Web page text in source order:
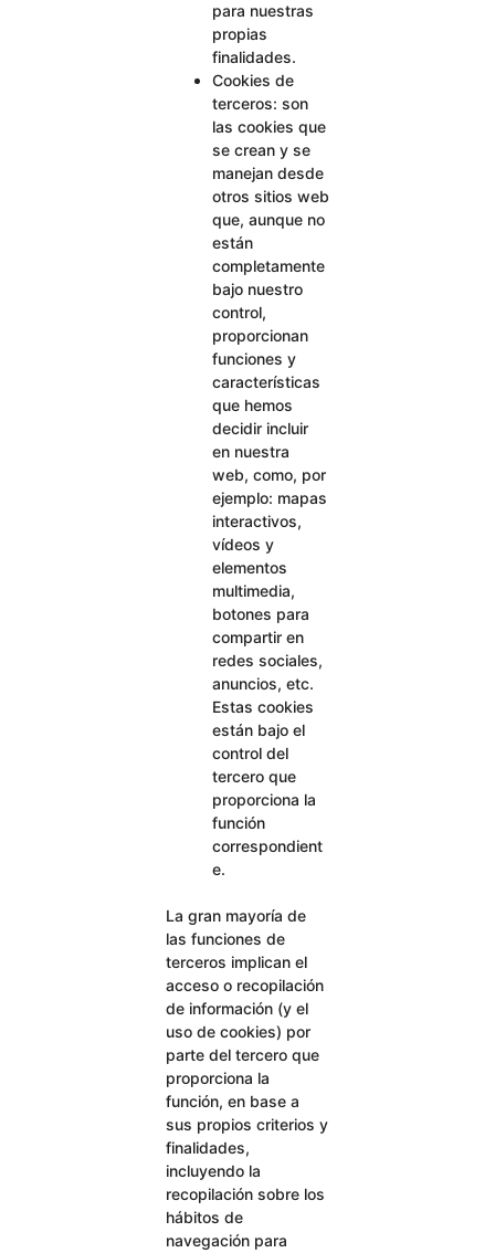
para nuestras
propias
finalidades.
Cookies de
terceros: son
las cookies que
se crean y se
manejan desde
otros sitios web
que, aunque no
están
completamente
bajo nuestro
control,
proporcionan
funciones y
características
que hemos
decidir incluir
en nuestra
web, como, por
ejemplo: mapas
interactivos,
vídeos y
elementos
multimedia,
botones para
compartir en
redes sociales,
anuncios, etc.
Estas cookies
están bajo el
control del
tercero que
proporciona la
función
correspondient
e.
La gran mayoría de
las funciones de
terceros implican el
acceso o recopilación
de información (y el
uso de cookies) por
parte del tercero que
proporciona la
función, en base a
sus propios criterios y
finalidades,
incluyendo la
recopilación sobre los
hábitos de
navegación para